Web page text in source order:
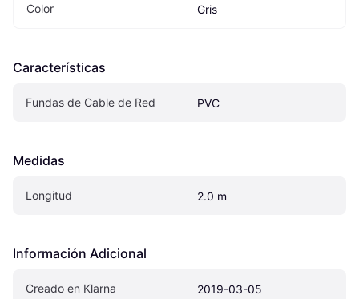
Color Gris
Características
Fundas de Cable de Red PVC
Medidas
Longitud 2.0 m
Información Adicional
Creado en Klarna 2019-03-05